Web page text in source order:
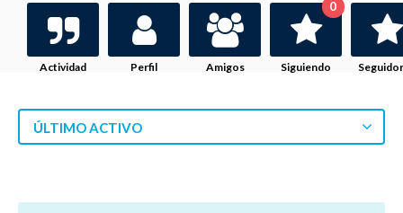
Actividad Perfil Amigos Siguiendo
0
ÚLTIMO ACTIVO